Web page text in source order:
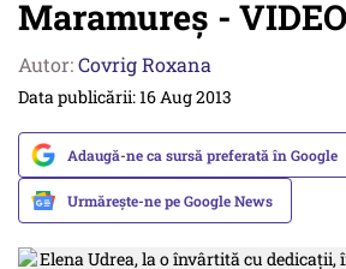
Maramureș - VIDEO
Autor:Covrig Roxana
Data publicării: 16 Aug 2013
Adaugă-ne ca sursă preferată în Google
Urmărește-ne pe Google News